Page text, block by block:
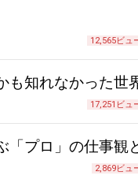
12,565ビュ
知れなかった世
17,251ビュ
「プロ」の仕事観
2,869ビュ